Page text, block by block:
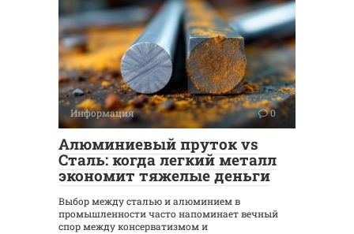
Информация 0
Алюминиевый пруток vs
Сталь: когда легкий металл
экономит тяжелые деньги
Выбор между сталью и алюминием в
промышленности часто напоминает вечный
спор между консерватизмом и